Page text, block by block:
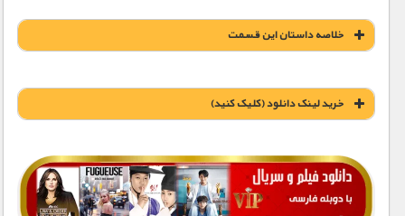
خلاصه داستان این قسمت
خريد لينک دانلود (کليک کنيد)
1900 تومان – خريد لينک دانلود (افزودن به سبد خريد)